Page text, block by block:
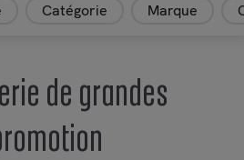
Catégorie Marque
de grandes